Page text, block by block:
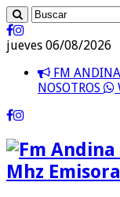
jueves 06/08/2026
FM
NOSOTROS
Mhz